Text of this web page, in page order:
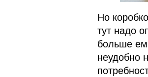
Но
тут надо
больше
неудобно